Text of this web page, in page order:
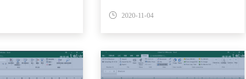
2020-11-04